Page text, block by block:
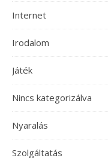
Internet
Irodalom
Játék
Nincs kategorizálva
Nyaralás
Szolgáltatás